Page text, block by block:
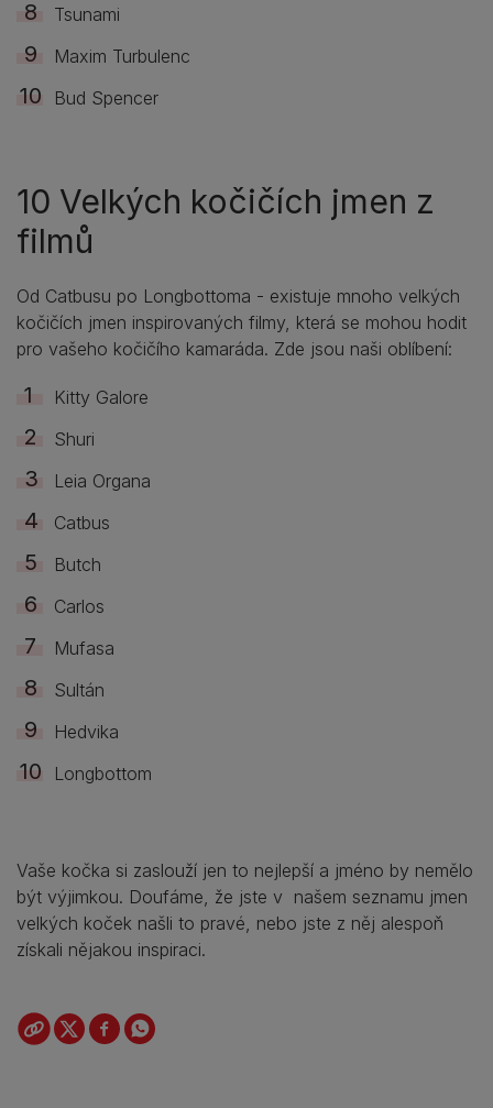
Tsunami
Maxim Turbulenc
Bud Spencer
10 Velkých kočičích jmen z
filmů
Od Catbusu po Longbottoma - existuje mnoho velkých
kočičích jmen inspirovaných filmy, která se mohou hodit
pro vašeho kočičího kamaráda. Zde jsou naši oblíbení:
Kitty Galore
Shuri
Leia Organa
Catbus
Butch
Carlos
Mufasa
Sultán
Hedvika
Longbottom
Vaše kočka si zaslouží jen to nejlepší a jméno by nemělo
být výjimkou. Doufáme, že jste v našem seznamu jmen
velkých koček našli to pravé, nebo jste z něj alespoň
získali nějakou inspiraci.